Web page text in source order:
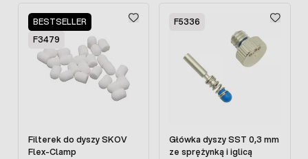
BESTSELLER
F3479
Filterek do dyszy SKOV
Flex-Clamp
F5336
Główka dyszy SST 0,3 mm
ze sprężynką i iglicą